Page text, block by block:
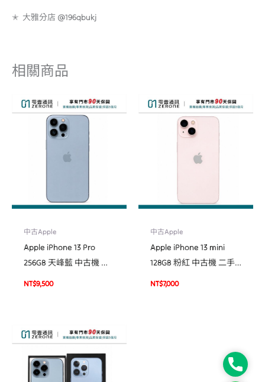
✭ 大雅分店 @196qbukj
相關商品
中古Apple
Apple iPhone 13 Pro
256GB 天峰藍 中古機 二
手機 福利機 #18757
NT$9,500
中古Apple
Apple iPhone 13 mini
128GB 粉紅 中古機 二手
機 福利機 #32962
NT$7,000
Phone